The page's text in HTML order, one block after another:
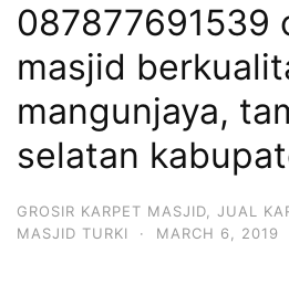
087877691539
masjid
mangunjaya,
selatan
GROSIR KARPET MASJID JUAL
MASJID TURKI
· MARCH 6, 2019